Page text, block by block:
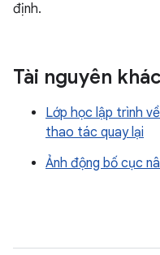
định.
Tài nguyên khác
Lớp học lập trình
thao tác quay lại
Ảnh động bố cục